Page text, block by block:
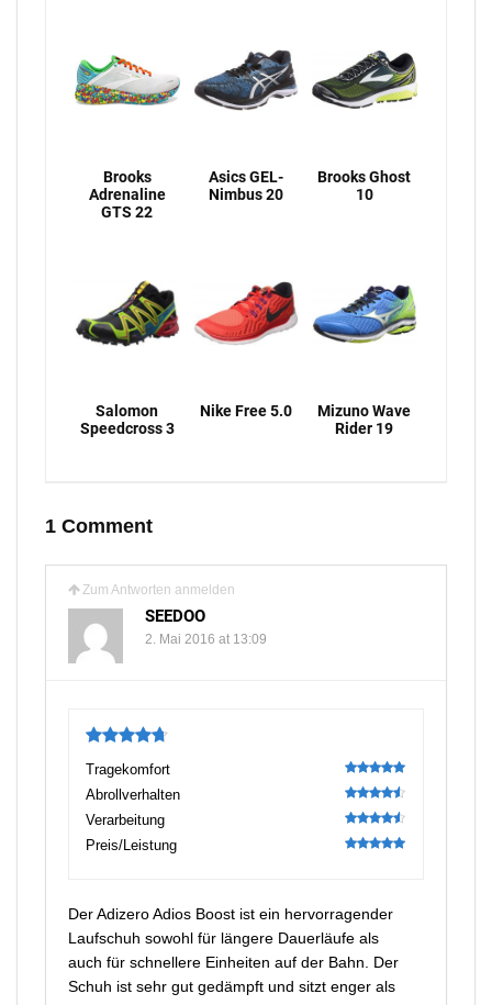
Brooks
Adrenaline
GTS 22
Asics GEL-
Nimbus 20
Brooks Ghost
10
Salomon
Speedcross 3
Nike Free 5.0
Mizuno Wave
Rider 19
1 Comment
Zum Antworten anmelden
SEEDOO
2. Mai 2016 at 13:09
4.75
Tragekomfort
100
Abrollverhalten
90
Verarbeitung
90
Preis/Leistung
Der Adizero Adios Boost ist ein hervorragender
Laufschuh sowohl für längere Dauerläufe als
auch für schnellere Einheiten auf der Bahn. Der
Schuh ist sehr gut gedämpft und sitzt enger als